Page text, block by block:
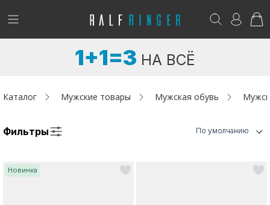
!
Женщинам
Возникли вопросы? - club@ralf.ru
1+1=3 НА ВСЁ
Каталог Мужские товары Мужская обувь
Фильтры По умолчанию
Новинка